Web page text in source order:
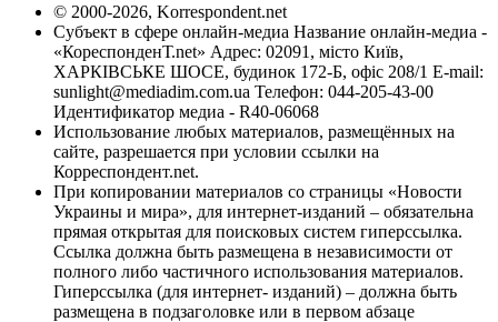
© 2000-2026, Korrespondent.net
Субъект в сфере онлайн-медиа Название онлайн-медиа -
«КореспонденТ.net» Адрес: 02091, місто Київ,
ХАРКІВСЬКЕ ШОСЕ, будинок 172-Б, офіс 208/1 E-mail:
sunlight@mediadim.com.ua Телефон: 044-205-43-00
Идентификатор медиа - R40-06068
Использование любых материалов, размещённых на
сайте, разрешается при условии ссылки на
Корреспондент.net.
При копировании материалов со страницы «Новости
Украины и мира», для интернет-изданий – обязательна
прямая открытая для поисковых систем гиперссылка.
Ссылка должна быть размещена в независимости от
полного либо частичного использования материалов.
Гиперссылка (для интернет- изданий) – должна быть
размещена в подзаголовке или в первом абзаце